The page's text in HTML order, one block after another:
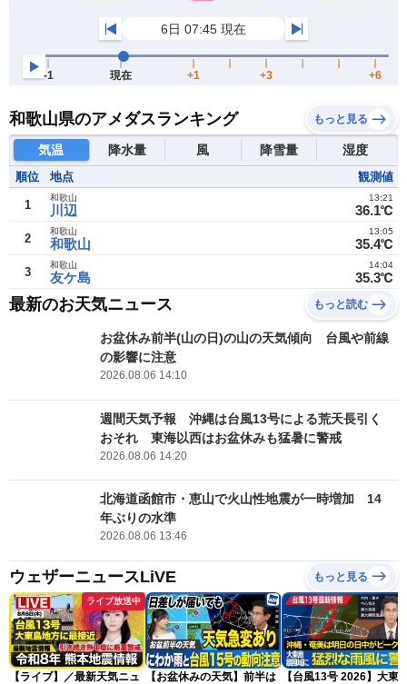
和歌山県のアメダスランキング もっと見る
気温 降水量 風 降雪量 湿度
順位 地点 観測値
1 川辺
和歌山
36.1℃
13:21
2 和歌山
和歌山
35.4℃
13:05
3 友ケ島
和歌山
35.3℃
14:04
最新のお天気ニュース もっと読む
お盆休み前半(山の日)の山の天気傾向 台風や前線
の影響に注意
2026.08.06 14:10
週間天気予報 沖縄は台風13号による荒天長引く
おそれ 東海以西はお盆休みも猛暑に警戒
2026.08.06 14:20
北海道函館市・恵山で火山性地震が一時増加 14
年ぶりの水準
2026.08.06 13:46
ウェザーニュースLiVE もっと見る
ライブ放送中
【ライブ】／最新天気ニュ
【お盆休みの天気】前半は
【台風13号 2026】大東